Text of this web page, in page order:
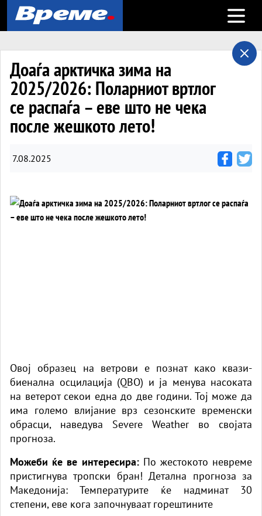
Open
Доаѓа арктичка зима на
2025/2026: Поларниот вртлог
се распаѓа – еве што не чека
после жешкото лето!
7.08.2025
Овој образец на ветрови е познат како квази-
биенална осцилација (QBO) и ја менува насоката
на ветерот секои една до две години. Тој може да
има големо влијание врз сезонските временски
обрасци, наведува Severe Weather во својата
прогноза.
Можеби ќе ве интересира: По жестокото невреме
пристигнува тропски бран! Детална прогноза за
Македонија: Температурите ќе надминат 30
степени, eве кога започнуваат горештините